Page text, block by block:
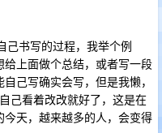
己书写的过程，我举个例
上面做个总结，或者写一段
己写确实会写，但是我懒，
己看着改改就好了，这是在
天，越来越多的人，会变得